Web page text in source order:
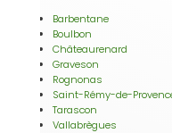
Barbentane
Boulbon
Châteaurenard
Graveson
Rognonas
Saint-Rémy-de-
Tarascon
Vallabrègues